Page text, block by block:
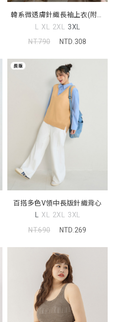
韓系微透膚針織長袖上衣(附綁
帶) MISS
L XL 2XL 3XL
NT.790
NTD.308
百搭多色V領中長版針織背心
L XL 2XL 3XL
NT.690
NTD.269